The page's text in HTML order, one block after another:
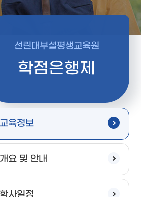
선린대부설평생교육원
학점은행제
교육정보
개요 및 안내
학사일정